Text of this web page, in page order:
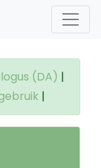
(DA) |
|